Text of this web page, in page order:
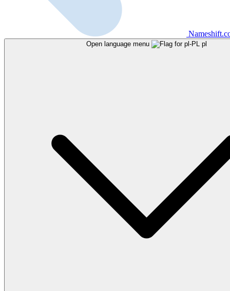
Open language menu pl